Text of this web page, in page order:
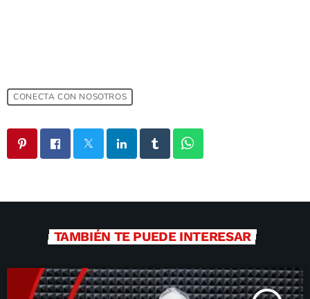
CONECTA CON NOSOTROS
TAMBIÉN TE PUEDE INTERESAR